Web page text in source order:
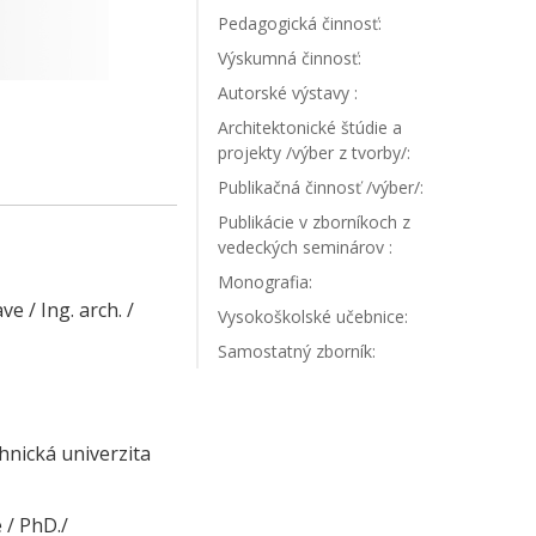
Pedagogická činnosť:
Výskumná činnosť:
Autorské výstavy :
Architektonické štúdie a
projekty /výber z tvorby/:
Publikačná činnosť /výber/:
Publikácie v zborníkoch z
vedeckých seminárov :
Monografia:
Vysokoškolské učebnice:
Samostatný zborník:
/ Ing. arch. /
univerzita
/ PhD./